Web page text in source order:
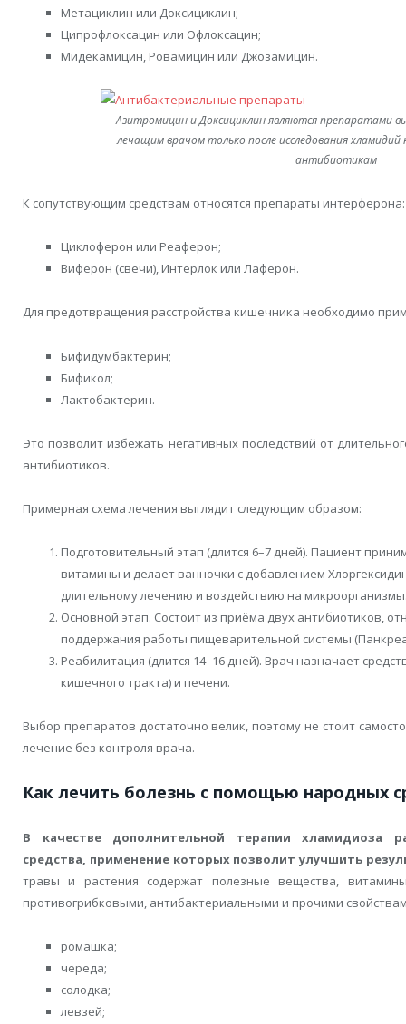
Метациклин или Доксициклин;
Ципрофлоксацин или Офлоксацин;
Мидекамицин, Ровамицин или Джозамицин.
Азитромицин и Доксициклин являются препаратами
лечащим врачом только после исследования
антибиотикам
К сопутствующим средствам относятся препараты интерферона:
Циклоферон или Реаферон;
Виферон (свечи), Интерлок или Лаферон.
Для предотвращения расстройства кишечника необходимо
Бифидумбактерин;
Бификол;
Лактобактерин.
Это позволит избежать негативных последствий от
антибиотиков.
Примерная схема лечения выглядит следующим образом:
Подготовительный этап (длится 6–7 дней). Пациент
витамины и делает ванночки с добавлением
длительному лечению и воздействию на
Основной этап. Состоит из приёма двух антибиотиков,
поддержания работы пищеварительной системы
Реабилитация (длится 14–16 дней). Врач назначает
кишечного тракта) и печени.
Выбор препаратов достаточно велик, поэтому не стоит
лечение без контроля врача.
Как лечить болезнь с помощью народных
В качестве дополнительной терапии хламидиоза
средства, применение которых позволит улучшить
травы и растения содержат полезные вещества,
противогрибковыми, антибактериальными и прочими
ромашка;
череда;
солодка;
левзей;